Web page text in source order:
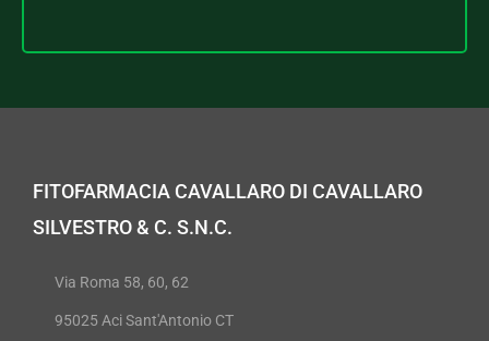
FITOFARMACIA CAVALLARO DI CAVALLARO
SILVESTRO & C. S.N.C.
Via Roma 58, 60, 62
95025 Aci Sant'Antonio CT